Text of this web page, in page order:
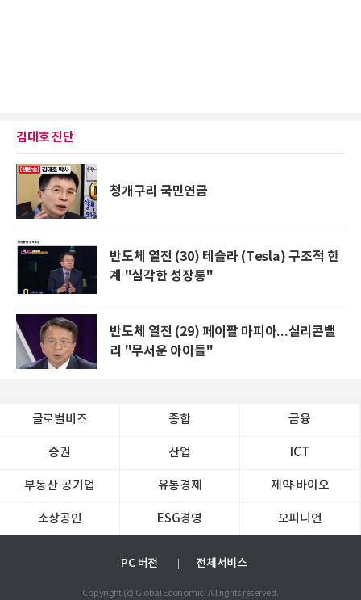
김대호 진단
청개구리 국민연금
반도체 열전 (30) 테슬라 (Tesla) 구조적 한
계 "심각한 성장통"
반도체 열전 (29) 페이팔 마피아...실리콘밸
리 "무서운 아이들"
글로벌비즈 종합 금융
증권 산업 ICT
부동산·공기업 유통경제 제약∙바이오
소상공인 ESG경영 오피니언
PC 버전 전체서비스
Copyright (c) Global Economic. All rights reserved.